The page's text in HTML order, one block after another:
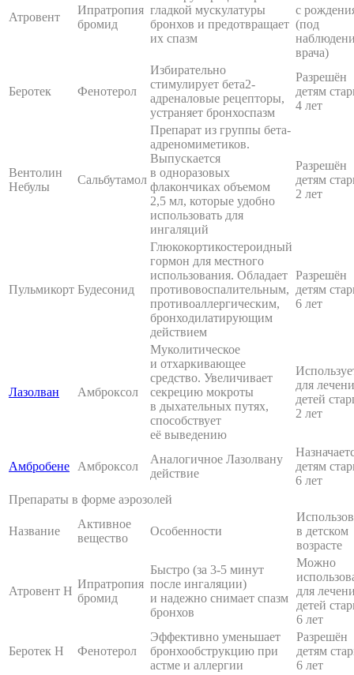
Атровент
Ипратропия
бромид
гладкой мускулатуры
бронхов и предотвращает
их спазм
с
(под
врача)
Беротек Фенотерол
Избирательно
стимулирует бета2-
адреналовые рецепторы,
устраняет бронхоспазм
Разрешён
детям
4 лет
Вентолин
Небулы
Сальбутамол
Препарат из группы бета-
адреномиметиков.
Выпускается
в одноразовых
флакончиках объемом
2,5 мл, которые удобно
использовать для
ингаляций
Разрешён
детям
2 лет
Пульмикорт Будесонид
Глюкокортикостероидный
гормон для местного
использования. Обладает
противовоспалительным,
противоаллергическим,
бронходилатирующим
действием
Разрешён
детям
6 лет
Лазолван Амброксол
Муколитическое
и отхаркивающее
средство. Увеличивает
секрецию мокроты
в дыхательных путях,
способствует
её выведению
для
детей
2 лет
Амбробене Амброксол
Аналогичное Лазолвану
действие
детям
6 лет
Препараты в форме аэрозолей
Название
Активное
вещество
Особенности
в детском
возрасте
Атровент Н
Ипратропия
бромид
Быстро (за 3-5 минут
после ингаляции)
и надежно снимает спазм
бронхов
Можно
для
детей
6 лет
Беротек Н Фенотерол
Эффективно уменьшает
бронхообструкцию при
астме и аллергии
Разрешён
детям
6 лет